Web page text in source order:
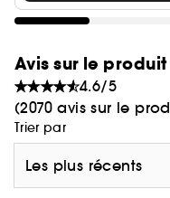
- 95 % des
* Selon un panel de
indépendants
différents types de
Avis sur le produit
4.6/5
(2070 avis sur le
Trier par
Les plus récents